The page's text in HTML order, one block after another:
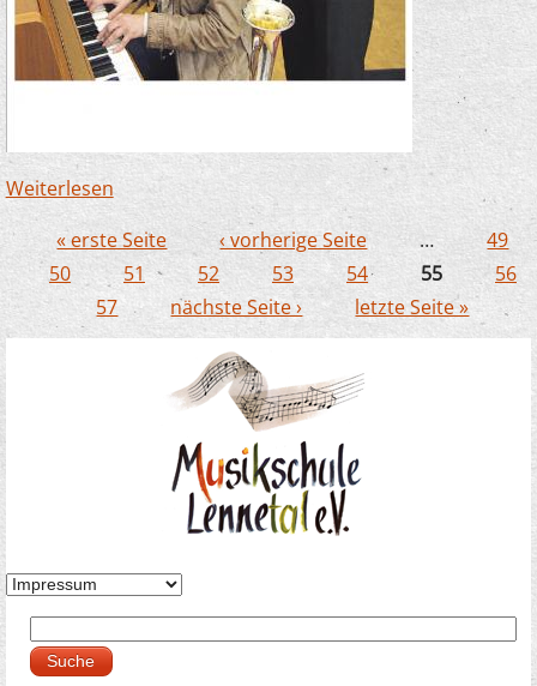
Weiterlesen über Musikschule bedankt sich für 3 000-
Euro-Spende der Sparkasse
Seiten
« erste Seite ‹ vorherige Seite …
49
50
51 52 53 54 55
56
57
nächste Seite › letzte Seite »
Suchformular